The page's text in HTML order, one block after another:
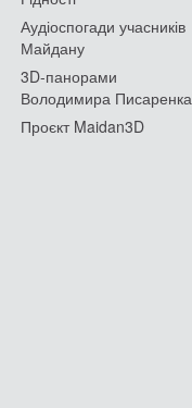
Аудіоспогади учасників
Майдану
3D-панорами
Володимира Писаренка
Проєкт Maidan3D